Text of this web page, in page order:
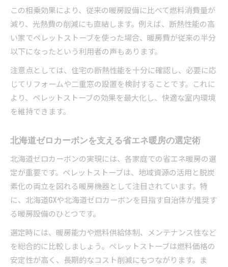
この相乗効果により、従来の暖房設備に比べて燃料消費量が
減り、光熱費の削減にも直結します。例えば、断熱性能の高
い家でペレットストーブを使った場合、暖房費が従来の半分
以下になったという利用者の声もあります。
注意点としては、住宅の断熱性能を十分に確認し、必要に応
じてリフォームや二重窓の設置を検討することです。これに
より、ペレットストーブの効果を最大化し、快適な室内環境
を維持できます。
北海道ゼロカーボンを支える省エネ暖房の選定術
北海道ゼロカーボンの実現には、各家庭での省エネ暖房の選
定が重要です。ペレットストーブは、地域資源の活用と脱炭
素化の両立を図れる暖房機器として注目されています。特
に、北海道GXや北海道ゼロカーボンを目指す自治体が推奨す
る暖房設備のひとつです。
選定時には、暖房能力や燃料供給体制、メンテナンス性など
を総合的に比較しましょう。ペレットストーブは燃料価格の
安定性が高く、長期的なコスト削減にもつながります。ま